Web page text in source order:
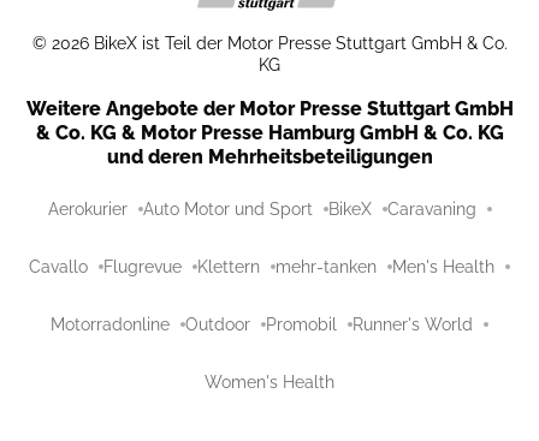
© 2026 BikeX ist Teil der Motor Presse Stuttgart GmbH & Co.
KG
Weitere Angebote der Motor Presse Stuttgart GmbH
& Co. KG & Motor Presse Hamburg GmbH & Co. KG
und deren Mehrheitsbeteiligungen
Aerokurier Auto Motor und Sport BikeX Caravaning
Cavallo Flugrevue Klettern mehr-tanken Men's Health
Motorradonline Outdoor Promobil Runner's World
Women's Health